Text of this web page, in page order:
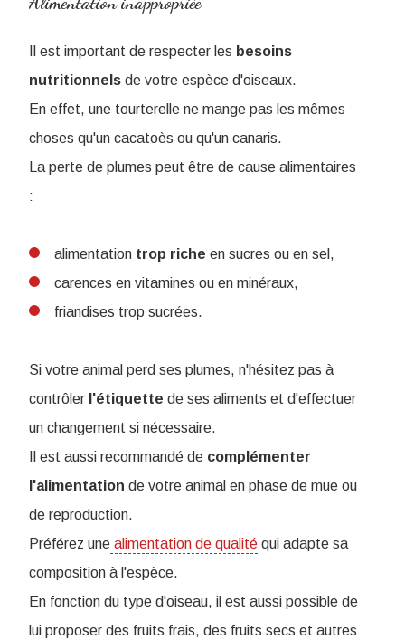
Il est important de respecter les besoins
nutritionnels de votre espèce d'oiseaux.
En effet, une tourterelle ne mange pas les mêmes
choses qu'un cacatoès ou qu'un canaris.
La perte de plumes peut être de cause alimentaires
:
alimentation trop riche en sucres ou en sel,
carences en vitamines ou en minéraux,
friandises trop sucrées.
Si votre animal perd ses plumes, n'hésitez pas à
contrôler l'étiquette de ses aliments et d'effectuer
un changement si nécessaire.
Il est aussi recommandé de complémenter
l'alimentation de votre animal en phase de mue ou
de reproduction.
Préférez une alimentation de qualité qui adapte sa
composition à l'espèce.
En fonction du type d'oiseau, il est aussi possible de
lui proposer des fruits frais, des fruits secs et autres